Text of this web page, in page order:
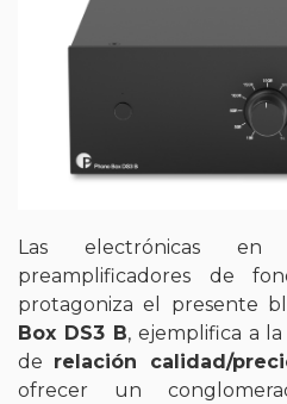
Las electrónicas
preamplificadores de
protagoniza el presente
Box DS3 B, ejemplifica a
de relación calidad/
ofrecer un